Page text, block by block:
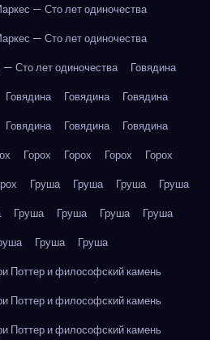
— Сто лет одиночества
— Сто лет одиночества
— Сто лет одиночества
Говядина
Говядина Говядина
Говядина
Говядина Говядина
Говядина
Горох Горох Горох
Горох
Груша Груша Груша
Груша
Груша Груша Груша
Груша
Груша
Груша
Поттер и философский камень
Поттер и философский камень
Поттер и философский камень